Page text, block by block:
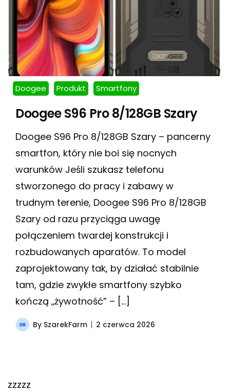
Doogee Produkt Smartfony
Doogee S96 Pro 8/128GB Szary
Doogee S96 Pro 8/128GB Szary – pancerny
smartfon, który nie boi się nocnych
warunków Jeśli szukasz telefonu
stworzonego do pracy i zabawy w
trudnym terenie, Doogee S96 Pro 8/128GB
Szary od razu przyciąga uwagę
połączeniem twardej konstrukcji i
rozbudowanych aparatów. To model
zaprojektowany tak, by działać stabilnie
tam, gdzie zwykłe smartfony szybko
kończą „żywotność” – […]
By SzarekFarm 2 czerwca 2026
zzzzz